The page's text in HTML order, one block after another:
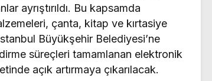
ayrıştırıldı. Bu kapsamda
çanta, kitap ve kırtasiye
Büyükşehir Belediyesi’ne
süreçleri tamamlanan elektronik
açık artırmaya çıkarılacak.